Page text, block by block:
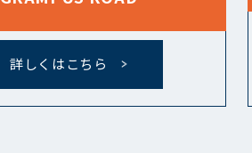
詳しくはこちら